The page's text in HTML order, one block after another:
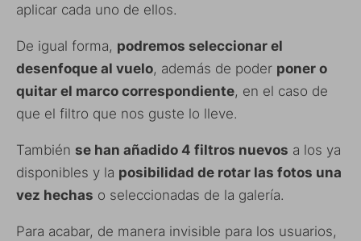
aplicar cada uno de ellos.
De igual forma, podremos seleccionar el
desenfoque al vuelo, además de poder poner o
quitar el marco correspondiente, en el caso de
que el filtro que nos guste lo lleve.
También se han añadido 4 filtros nuevos a los ya
disponibles y la posibilidad de rotar las fotos una
vez hechas o seleccionadas de la galería.
Para acabar, de manera invisible para los usuarios,